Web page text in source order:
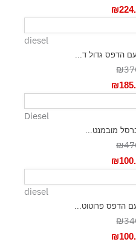
₪
diesel
הדפס גדול ד...
₪
Diesel
מובמנט...
₪
diesel
הדפס פרוטוט...
₪